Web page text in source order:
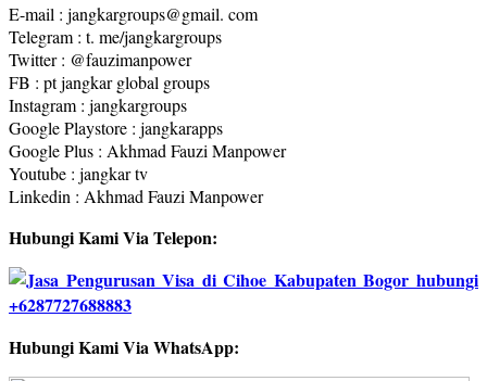
E-mail : jangkargroups@gmail. com
Telegram : t. me/jangkargroups
Twitter : @fauzimanpower
FB : pt jangkar global groups
Instagram : jangkargroups
Google Playstore : jangkarapps
Google Plus : Akhmad Fauzi Manpower
Youtube : jangkar tv
Linkedin : Akhmad Fauzi Manpower
Hubungi Kami Via Telepon:
Hubungi Kami Via WhatsApp: